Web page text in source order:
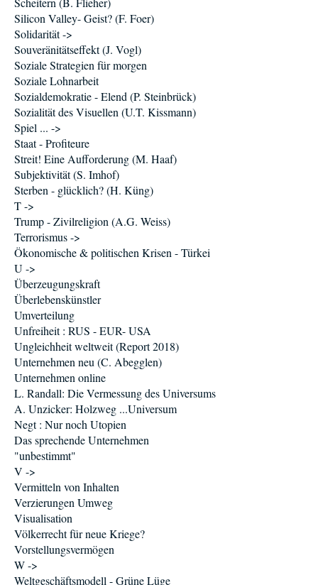
Silicon Valley- Geist? (F. Foer)
Solidarität ->
Souveränitätseffekt (J. Vogl)
Soziale Strategien für morgen
Soziale Lohnarbeit
Sozialdemokratie - Elend (P. Steinbrück)
Sozialität des Visuellen (U.T. Kissmann)
Spiel ... ->
Staat - Profiteure
Streit! Eine Aufforderung (M. Haaf)
Subjektivität (S. Imhof)
Sterben - glücklich? (H. Küng)
T ->
Trump - Zivilreligion (A.G. Weiss)
Terrorismus ->
Ökonomische & politischen Krisen - Türkei
U ->
Überzeugungskraft
Überlebenskünstler
Umverteilung
Unfreiheit : RUS - EUR- USA
Ungleichheit weltweit (Report 2018)
Unternehmen neu (C. Abegglen)
Unternehmen online
L. Randall: Die Vermessung des Universums
A. Unzicker: Holzweg ...Universum
Negt : Nur noch Utopien
Das sprechende Unternehmen
"unbestimmt"
V ->
Vermitteln von Inhalten
Verzierungen Umweg
Visualisation
Völkerrecht für neue Kriege?
Vorstellungsvermögen
W ->
Weltgeschäftsmodell - Grüne Lüge